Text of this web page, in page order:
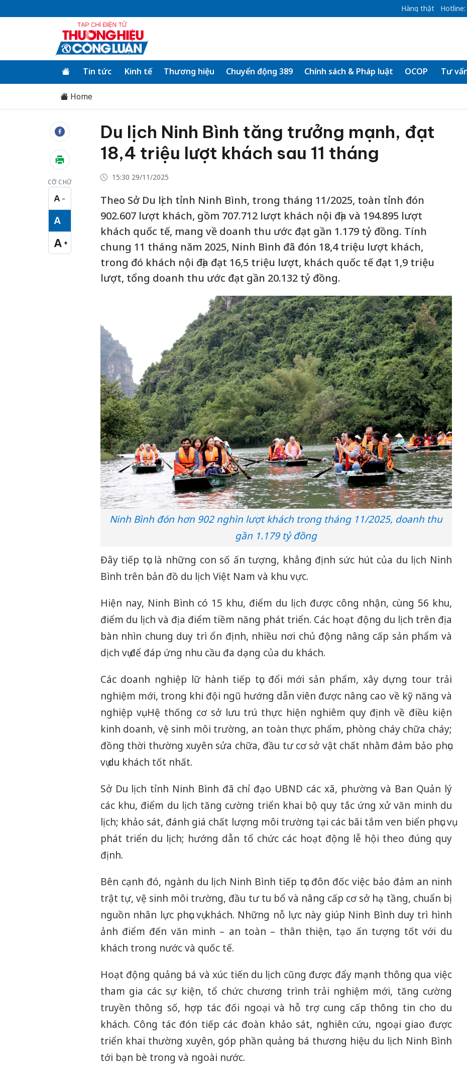
Hàng thật
Tin tức Kinh tế Thương hiệu Chuyển động 389 Chính sách & Pháp luật OCOP Tư
Home
CỠ CHỮ
A −
Cỡ chữ nhỏ
A
Cỡ chữ vừa
A +
Cỡ chữ lớn
Du lịch Ninh Bình tăng trưởng mạnh, đạt
18,4 triệu lượt khách sau 11 tháng
15:30 29/11/2025
Theo Sở Du lịch tỉnh Ninh Bình, trong tháng 11/2025, toàn tỉnh đón
902.607 lượt khách, gồm 707.712 lượt khách nội địa và 194.895 lượt
khách quốc tế, mang về doanh thu ước đạt gần 1.179 tỷ đồng. Tính
chung 11 tháng năm 2025, Ninh Bình đã đón 18,4 triệu lượt khách,
trong đó khách nội địa đạt 16,5 triệu lượt, khách quốc tế đạt 1,9 triệu
lượt, tổng doanh thu ước đạt gần 20.132 tỷ đồng.
Ninh Bình đón hơn 902 nghìn lượt khách trong tháng 11/2025, doanh thu
gần 1.179 tỷ đồng
Đây tiếp tục là những con số ấn tượng, khẳng định sức hút của du lịch Ninh
Bình trên bản đồ du lịch Việt Nam và khu vực.
Hiện nay, Ninh Bình có 15 khu, điểm du lịch được công nhận, cùng 56 khu,
điểm du lịch và địa điểm tiềm năng phát triển. Các hoạt động du lịch trên địa
bàn nhìn chung duy trì ổn định, nhiều nơi chủ động nâng cấp sản phẩm và
dịch vụ để đáp ứng nhu cầu đa dạng của du khách.
Các doanh nghiệp lữ hành tiếp tục đổi mới sản phẩm, xây dựng tour trải
nghiệm mới, trong khi đội ngũ hướng dẫn viên được nâng cao về kỹ năng và
nghiệp vụ. Hệ thống cơ sở lưu trú thực hiện nghiêm quy định về điều kiện
kinh doanh, vệ sinh môi trường, an toàn thực phẩm, phòng cháy chữa cháy;
đồng thời thường xuyên sửa chữa, đầu tư cơ sở vật chất nhằm đảm bảo phục
vụ du khách tốt nhất.
Sở Du lịch tỉnh Ninh Bình đã chỉ đạo UBND các xã, phường và Ban Quản lý
các khu, điểm du lịch tăng cường triển khai bộ quy tắc ứng xử văn minh du
lịch; khảo sát, đánh giá chất lượng môi trường tại các bãi tắm ven biển phục vụ
phát triển du lịch; hướng dẫn tổ chức các hoạt động lễ hội theo đúng quy
định.
Bên cạnh đó, ngành du lịch Ninh Bình tiếp tục đôn đốc việc bảo đảm an ninh
trật tự, vệ sinh môi trường, đầu tư tu bổ và nâng cấp cơ sở hạ tầng, chuẩn bị
nguồn nhân lực phục vụ khách. Những nỗ lực này giúp Ninh Bình duy trì hình
ảnh điểm đến văn minh – an toàn – thân thiện, tạo ấn tượng tốt với du
khách trong nước và quốc tế.
Hoạt động quảng bá và xúc tiến du lịch cũng được đẩy mạnh thông qua việc
tham gia các sự kiện, tổ chức chương trình trải nghiệm mới, tăng cường
truyền thông số, hợp tác đối ngoại và hỗ trợ cung cấp thông tin cho du
khách. Công tác đón tiếp các đoàn khảo sát, nghiên cứu, ngoại giao được
triển khai thường xuyên, góp phần quảng bá thương hiệu du lịch Ninh Bình
tới bạn bè trong và ngoài nước.